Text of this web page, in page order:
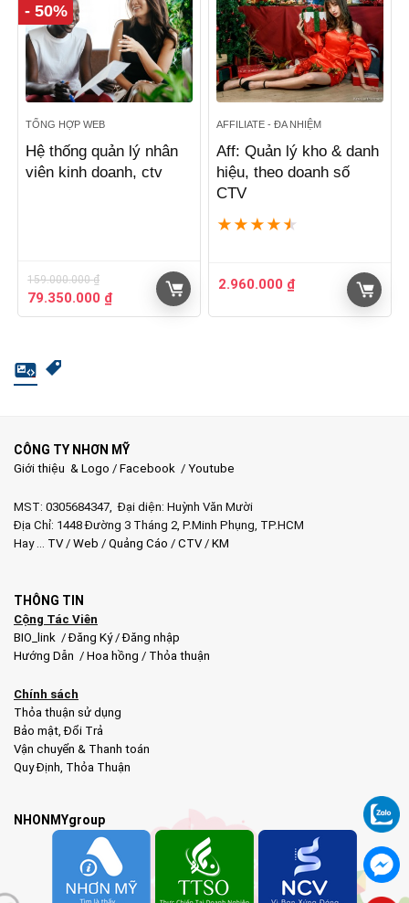
- 50%
TỔNG HỢP WEB
Hệ thống quản lý nhân
viên kinh doanh, ctv
159.000.000₫
Giá
gốc
79.350.000 ₫Giá
hiện
AFFILIATE - ĐA NHIỆM
Aff: Quản lý kho & danh
hiệu, theo doanh số
CTV
★ ★ ★ ★ ★
2.960.000 ₫
CÔNG TY NHƠN MỸ
Giới thiệu & Logo / Facebook / Youtube
MST: 0305684347, Đại diện: Huỳnh Văn Mười
Địa Chỉ: 1448 Đường 3 Tháng 2, P.Minh Phụng, TP.HCM
Hay …
TV/ Web / Quảng Cáo / CTV/ KM
THÔNG TIN
Cộng Tác Viên
BIO_link /Đăng Ký /Đăng nhập
Hướng Dẫn / Hoa hồng / Thỏa thuận
Chính sách
Thỏa thuận sử dụng
Bảo mật ,Đổi Trả
Vận chuyển & Thanh toán
Quy Định Thỏa Thuận
NHONMYgroup